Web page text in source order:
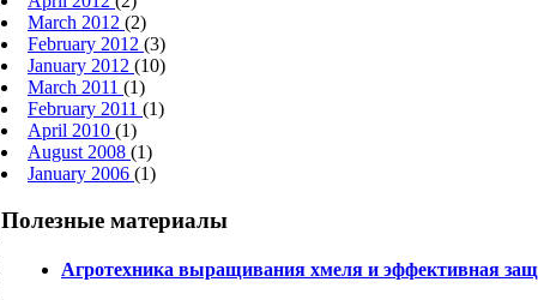
March 2012 (2)
February 2012 (3)
January 2012 (10)
March 2011 (1)
February 2011 (1)
April 2010 (1)
August 2008 (1)
January 2006 (1)
Полезные материалы
Агротехника выращивания хмеля и эффективная